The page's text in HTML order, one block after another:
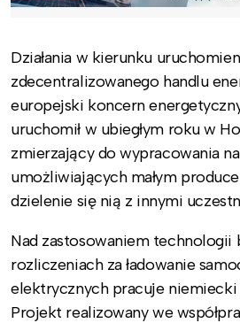
Działania w kierunku
zdecentralizowanego handlu
europejski koncern
uruchomił w ubiegłym roku w
zmierzający do wypracowania
umożliwiających małym
dzielenie się nią z innymi
Nad zastosowaniem technologii
rozliczeniach za ładowanie
elektrycznych pracuje niemiecki
Projekt realizowany we